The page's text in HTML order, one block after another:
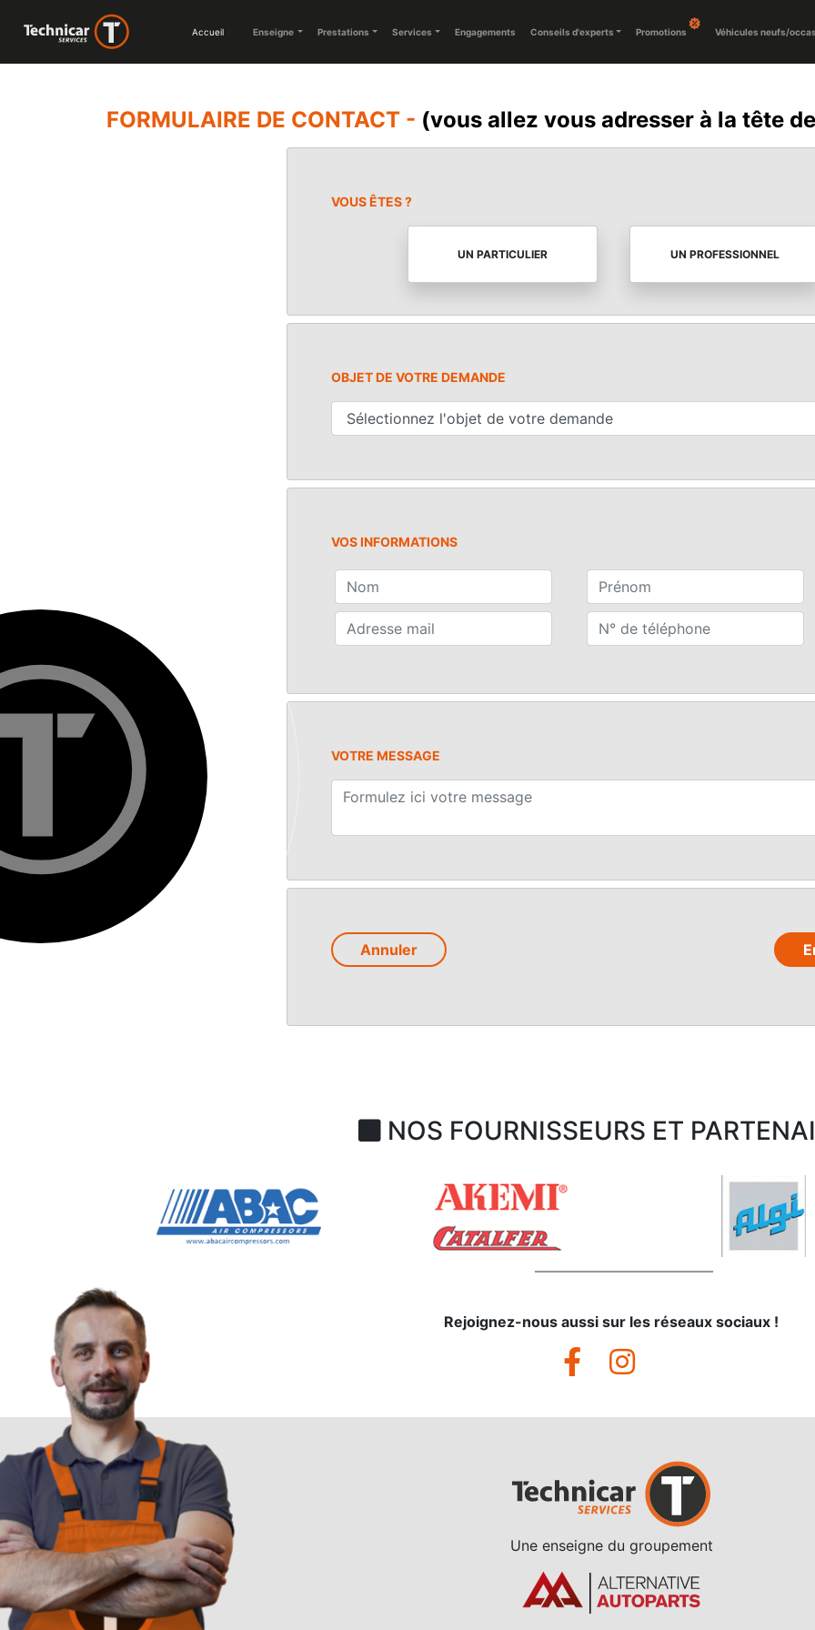
Accueil Enseigne Prestations Services Engagements Conseils d'experts Promotions Véhicules neufs/
FORMULAIRE DE CONTACT - (vous allez vous adresser à la tête
VOUS ÊTES ?
UN PARTICULIER UN PROFESSIONNEL
OBJET DE VOTRE DEMANDE
VOS INFORMATIONS
VOTRE MESSAGE
Annuler
NOS FOURNISSEURS ET
Rejoignez-nous aussi sur les réseaux sociaux !
Une enseigne du groupement